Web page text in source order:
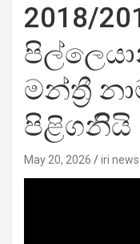
2018/
මන්ත්‍රී
පිළිගනිියි
May 20, 2026 iri news